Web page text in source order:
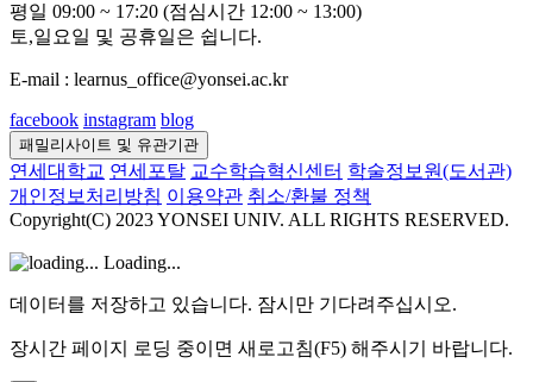
평일 09:00 ~ 17:20 (점심시간 12:00 ~ 13:00)
토,일요일 및 공휴일은 쉽니다.
E-mail : learnus_office@yonsei.ac.kr
facebook instagram blog
패밀리사이트 및 유관기관
연세대학교 연세포탈 교수학습혁신센터 학술정보원(도서관)
개인정보처리방침 이용약관 취소/환불 정책
Copyright(C) 2023 YONSEI UNIV. ALL RIGHTS RESERVED.
Loading...
데이터를 저장하고 있습니다. 잠시만 기다려주십시오.
장시간 페이지 로딩 중이면 새로고침(F5) 해주시기 바랍니다.